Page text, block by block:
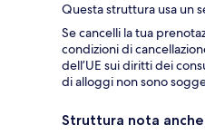
Questa struttura usa un
Se cancelli la tua
condizioni di
dell’UE sui diritti dei
di alloggi non sono
Struttura nota